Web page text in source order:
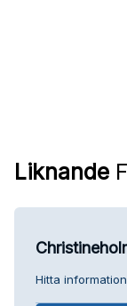
Liknande
Hitta